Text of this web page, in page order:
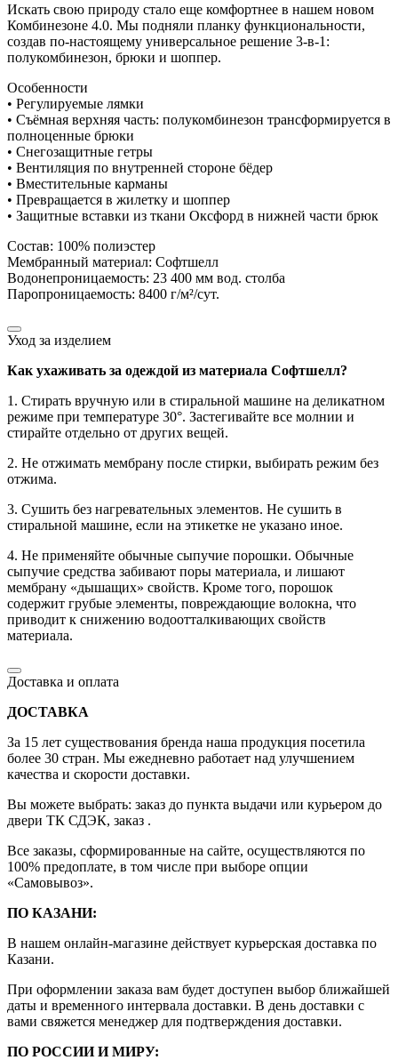
Искать свою природу стало еще комфортнее в нашем новом
Комбинезоне 4.0. Мы подняли планку функциональности,
создав по-настоящему универсальное решение 3-в-1:
полукомбинезон, брюки и шоппер.
Особенности
• Регулируемые лямки
• Съёмная верхняя часть: полукомбинезон трансформируется в
полноценные брюки
• Снегозащитные гетры
• Вентиляция по внутренней стороне бёдер
• Вместительные карманы
• Превращается в жилетку и шоппер
• Защитные вставки из ткани Оксфорд в нижней части брюк
Состав: 100% полиэстер
Мембранный материал: Софтшелл
Водонепроницаемость: 23 400 мм вод. столба
Паропроницаемость: 8400 г/м²/сут.
Уход за изделием
Как ухаживать за одеждой из материала Софтшелл?
1. Стирать вручную или в стиральной машине на деликатном
режиме при температуре 30°. Застегивайте все молнии и
стирайте отдельно от других вещей.
2. Не отжимать мембрану после стирки, выбирать режим без
отжима.
3. Сушить без нагревательных элементов. Не сушить в
стиральной машине, если на этикетке не указано иное.
4. Не применяйте обычные сыпучие порошки. Обычные
сыпучие средства забивают поры материала, и лишают
мембрану «дышащих» свойств. Кроме того, порошок
содержит грубые элементы, повреждающие волокна, что
приводит к снижению водоотталкивающих свойств
материала.
Доставка и оплата
ДОСТАВКА
За 15 лет существования бренда наша продукция посетила
более 30 стран. Мы ежедневно работает над улучшением
качества и скорости доставки.
Вы можете выбрать: заказ до пункта выдачи или курьером до
двери ТК СДЭК, заказ .
Все заказы, сформированные на сайте, осуществляются по
100% предоплате, в том числе при выборе опции
«Самовывоз».
ПО КАЗАНИ:
В нашем онлайн-магазине действует курьерская доставка по
Казани.
При оформлении заказа вам будет доступен выбор ближайшей
даты и временного интервала доставки. В день доставки с
вами свяжется менеджер для подтверждения доставки.
ПО РОССИИ И МИРУ: